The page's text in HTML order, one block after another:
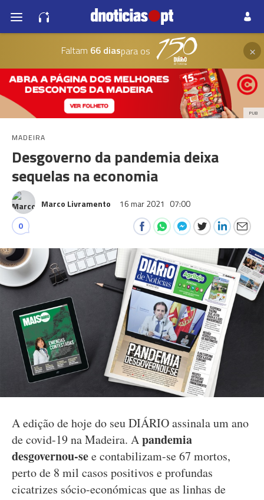
Faltam 66 diaspara os ×
PUB
MADEIRA
Desgoverno da pandemia deixa
sequelas na economia
Marco Livramento 16 mar 2021 07:00
0
A edição de hoje do seu DIÁRIO assinala um ano
de covid-19 na Madeira. Apandemia
desgovernou-seecontabilizam-se 67 mortos,
perto de 8 mil casos positivos e profundas
cicatrizes sócio-económicas que as linhas de